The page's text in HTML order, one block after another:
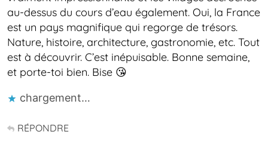
au-dessus du cours d’eau également. Oui, la France
est un pays magnifique qui regorge de trésors.
Nature, histoire, architecture, gastronomie, etc. Tout
est à découvrir. C’est inépuisable. Bonne semaine,
et porte-toi bien. Bise 😘
chargement…
RÉPONDRE